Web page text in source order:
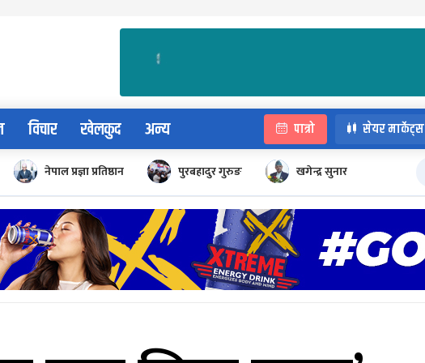
विचार खेलकुद अन्य पात्रो सेयर मार्केट्स
नेपाल प्रज्ञा प्रतिष्ठान पुरबहादुर गुरुङ खगेन्द्र सुनार